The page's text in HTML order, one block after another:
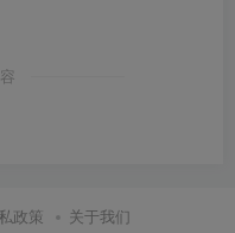
政策 关于我们